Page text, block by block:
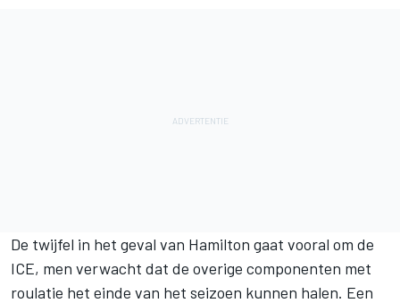
De twijfel in het geval van Hamilton gaat vooral om de
ICE, men verwacht dat de overige componenten met
roulatie het einde van het seizoen kunnen halen. Een